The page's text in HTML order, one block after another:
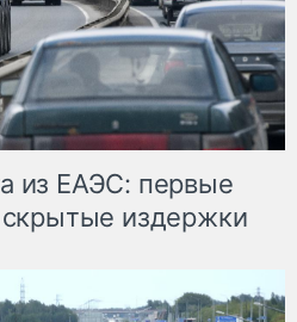
из ЕАЭС: первые
издержки